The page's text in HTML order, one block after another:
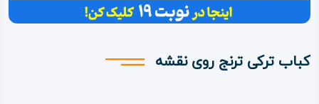
کباب ترکی ترنج روی نقشه